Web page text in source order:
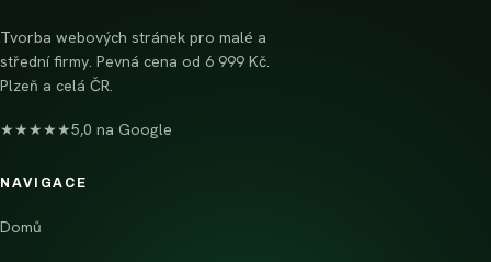
Tvorba webových stránek pro malé a
střední firmy. Pevná cena od 6 999 Kč.
Plzeň a celá ČR.
★★★★★5,0 na Google
NAVIGACE
Domů